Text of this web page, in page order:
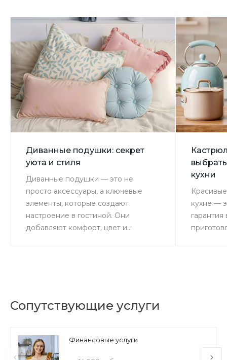
Диванные подушки: секрет
уюта и стиля
Диванные подушки — это не
просто аксессуары, а ключевые
элементы, которые создают
настроение в гостиной. Они
добавляют комфорт, цвет и...
кухни
кухне —
Сопутствующие услуги
Финансовые услуги